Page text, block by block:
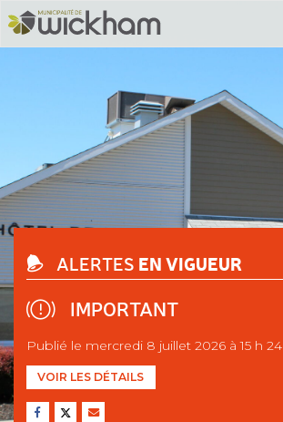
ALERTES EN VIGUEUR
IMPORTANT
Publié le mercredi 8 juillet 2026 à 15 h 24
VOIR LES DÉTAILS